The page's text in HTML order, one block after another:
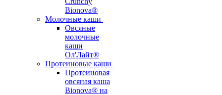
Bionova®
Молочные каши
Овсяные
молочные
каши
Ол'Лайт®
Протеиновые каши
Протеиновая
овсяная каша
Bionova® на